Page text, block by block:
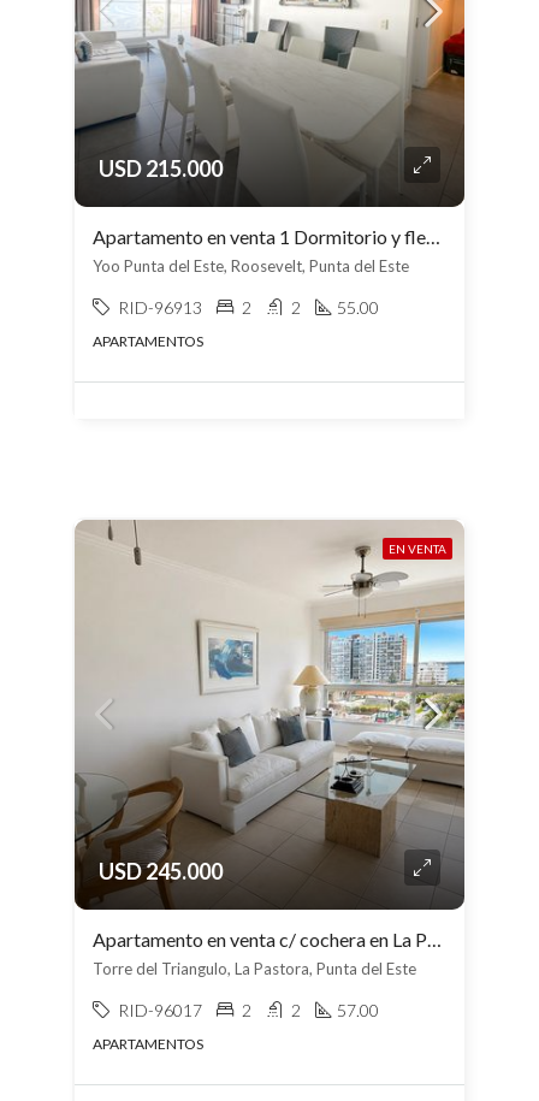
USD 215.000
Apartamento en venta 1 Dormitorio y flex en Roosevelt
Yoo Punta del Este, Roosevelt, Punta del Este
RID-96913 2 2 55.00
APARTAMENTOS
EN VENTA
USD 245.000
Apartamento en venta c/ cochera en La Pastora
Torre del Triangulo, La Pastora, Punta del Este
RID-96017 2 2 57.00
APARTAMENTOS